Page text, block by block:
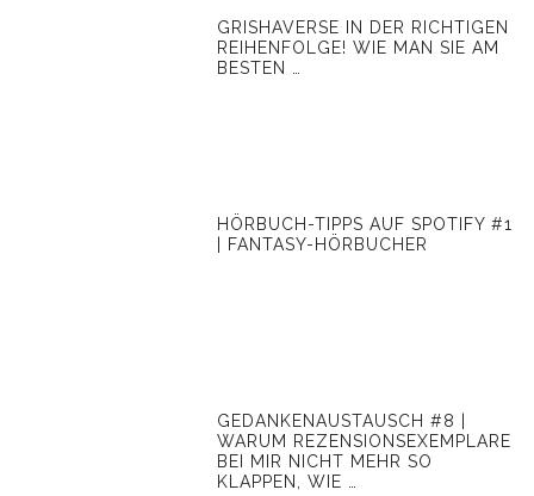
GRISHAVERSE IN DER RICHTIGEN
REIHENFOLGE! WIE MAN SIE AM
BESTEN …
HÖRBUCH-TIPPS AUF SPOTIFY #1
| FANTASY-HÖRBUCHER
GEDANKENAUSTAUSCH #8 |
WARUM REZENSIONSEXEMPLARE
BEI MIR NICHT MEHR SO
KLAPPEN, WIE …